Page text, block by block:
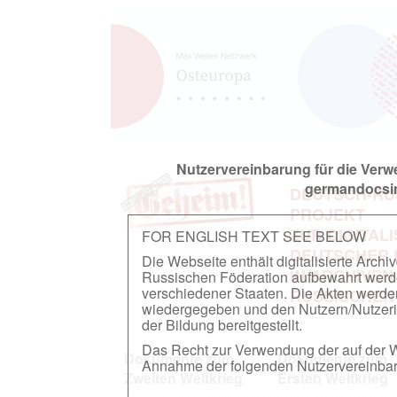
Nutzervereinbarung für die
FOR ENGLISH TEXT SEE BELOW
Die Webseite enthält digitalisierte
Russischen Föderation aufbewahrt
verschiedener Staaten. Die Akten
wiedergegeben und den Nutzern/
der Bildung bereitgestellt.
Das Recht zur Verwendung der auf der
Annahme der folgenden
DEUTSCH-
PROJEKT
ZUR
DEUTSCHER
IN
Dokumente zum
Zweiten Weltkrieg
Dokumente zum
Ersten Weltkrieg